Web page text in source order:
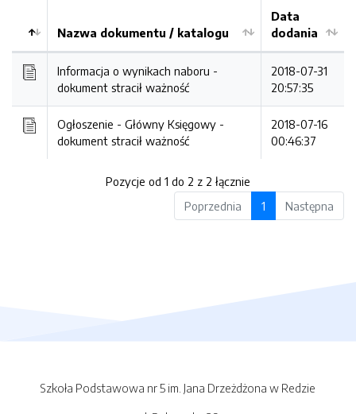
Kolejność
Nazwa dokumentu / katalogu
Data
dodania
Informacja o wynikach naboru -
dokument stracił ważność
2018-07-31
20:57:35
Ogłoszenie - Główny Księgowy -
dokument stracił ważność
2018-07-16
00:46:37
Pozycje od 1 do 2 z 2 łącznie
Poprzednia
1 Następna
Szkoła Podstawowa nr 5 im. Jana Drzeżdżona w Redzie